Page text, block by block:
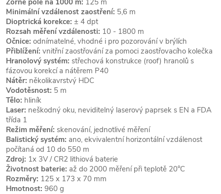
Zorné pole na 1000 m: 125 m
Minimální vzdálenost zaostření: 5,6 m
Dioptrická korekce: ± 4 dpt
Rozsah měření vzdálenosti: 10 - 1800 m
Očnice: odnímatelné, vhodné i pro pozorování v brýlích
Přiblížení: vnitřní zaostřování za pomoci zaostřovacího kolečka
Hranolový systém: střechová konstrukce (roof) hranolů s
fázovou korekcí a nátěrem P40
Nátěr: několikavrstvý HDC
Vodotěsnost: 5 m
Tělo: hliník
Laser: neškodný oku, neviditelný laserový paprsek s EN a FDA
třída 1
Režim měření: skenování, jednotlivé měření
Balistický systém: ano, ekvivalentní horizontální vzdálenost
počítaná od 10 do 550 m
Zdroj: 1x 3V / CR2 lithiová baterie
Životnost baterie: až do 2000 měření při teplotě 20°C
Rozměry: 125 x 173 x 70 mm
Hmotnost: 960 g